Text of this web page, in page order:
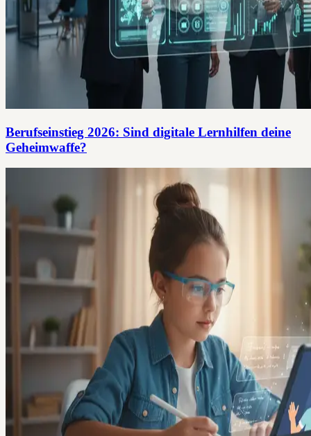
Berufseinstieg 2026: Sind digitale Lernhilfen deine
Geheimwaffe?